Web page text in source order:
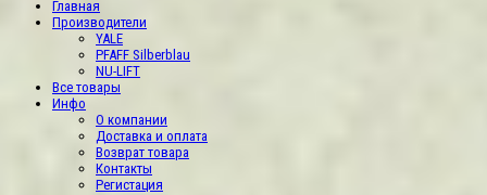
Главная
Производители
YALE
PFAFF Silberblau
NU-LIFT
Все товары
Инфо
О компании
Доставка и оплата
Возврат товара
Контакты
Регистация